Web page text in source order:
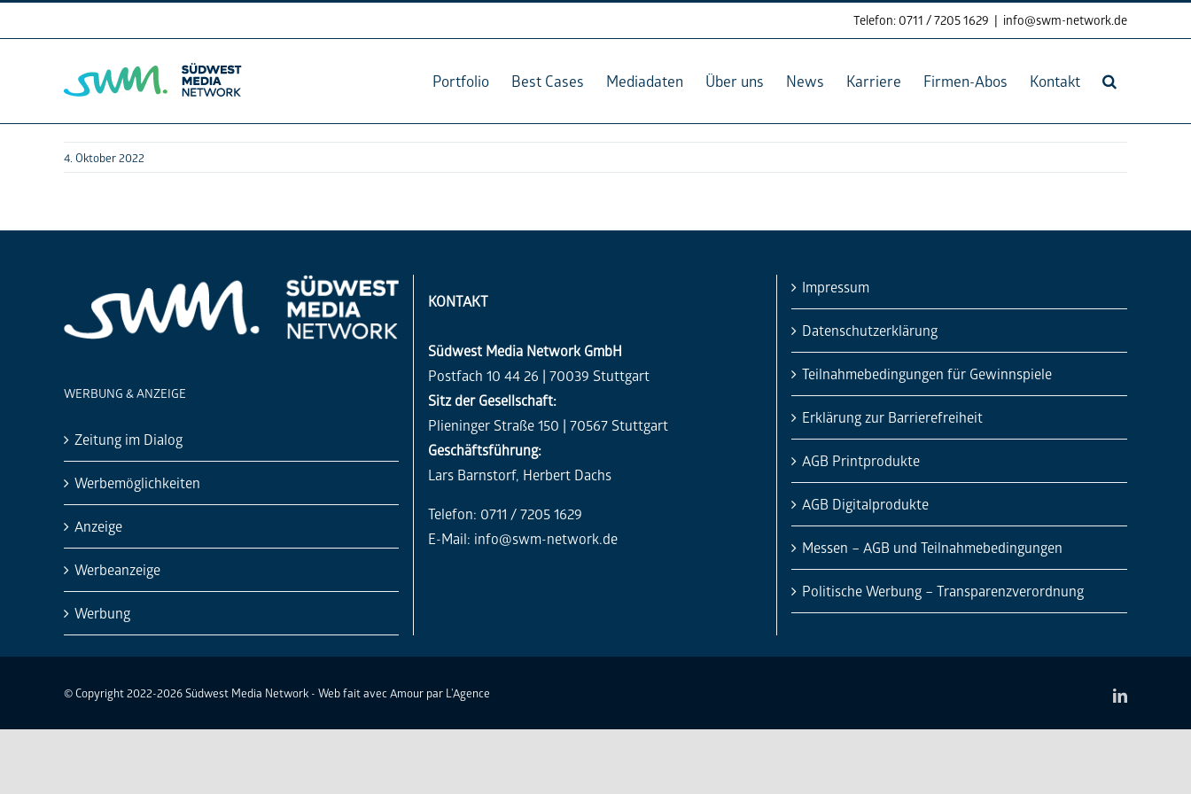
to
Telefon: 0711 / 7205 1629 | info@swm-network.de
Portfolio Best Cases Mediadaten Über uns News Karriere Firmen-Abos Kontakt
4. Oktober 2022
WERBUNG & ANZEIGE
Zeitung im Dialog
Werbemöglichkeiten
Anzeige
Werbeanzeige
Werbung
KONTAKT
Südwest Media Network GmbH
Postfach 10 44 26 | 70039 Stuttgart
Sitz der Gesellschaft:
Plieninger Straße 150 | 70567 Stuttgart
Geschäftsführung:
Lars Barnstorf, Herbert Dachs
Telefon: 0711 / 7205 1629
E-Mail: info@swm-network.de
Impressum
Datenschutzerklärung
Teilnahmebedingungen für Gewinnspiele
Erklärung zur Barrierefreiheit
AGB Printprodukte
AGB Digitalprodukte
Messen – AGB und Teilnahmebedingungen
Politische Werbung – Transparenzverordnung
© Copyright 2022-2026 Südwest Media Network - Web fait avec Amour par L'Agence LinkedIn